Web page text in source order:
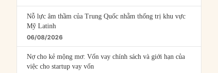
Nỗ lực âm thầm của Trung Quốc nhằm thống trị khu vực
Mỹ Latinh
06/08/2026
Nợ cho kẻ mộng mơ: Vốn vay chính sách và giới hạn của
việc cho startup vay vốn